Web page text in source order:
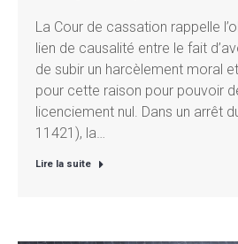
La Cour de cassation rappelle
lien de causalité entre le fait
de subir un harcèlement moral
pour cette raison pour pouvoir
licenciement nul. Dans un arrêt
11421), la…
Lire la suite